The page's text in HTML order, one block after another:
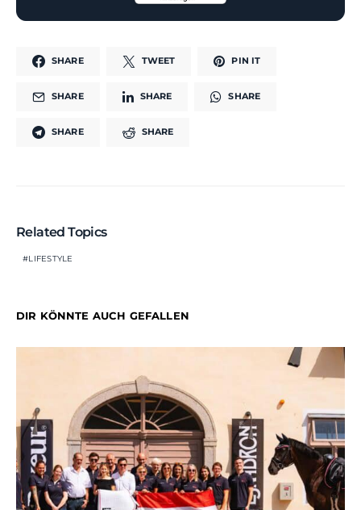
SHARE TWEET PIN IT
SHARE SHARE SHARE
SHARE SHARE
Related Topics
LIFESTYLE
DIR KÖNNTE AUCH GEFALLEN